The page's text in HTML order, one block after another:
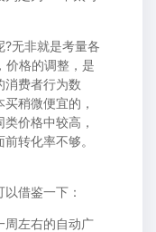
无非就是考量各
价格的调整，是
消费者行为数
稍微便宜的，
价格中较高，
转化率不够。
借鉴一下：
左右的自动广